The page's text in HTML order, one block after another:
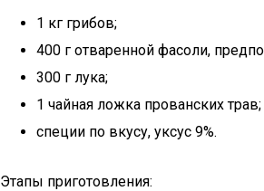
1 кг грибов;
400 г отваренной фасоли,
300 г лука;
1 чайная ложка прованских трав;
специи по вкусу, уксус 9%.
Этапы приготовления: